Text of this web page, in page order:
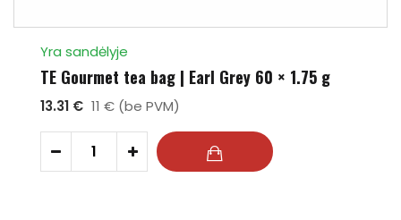
Yra sandėlyje
TE Gourmet tea bag | Earl Grey 60 × 1.75 g
13.31 € 11 € (be PVM)
- +